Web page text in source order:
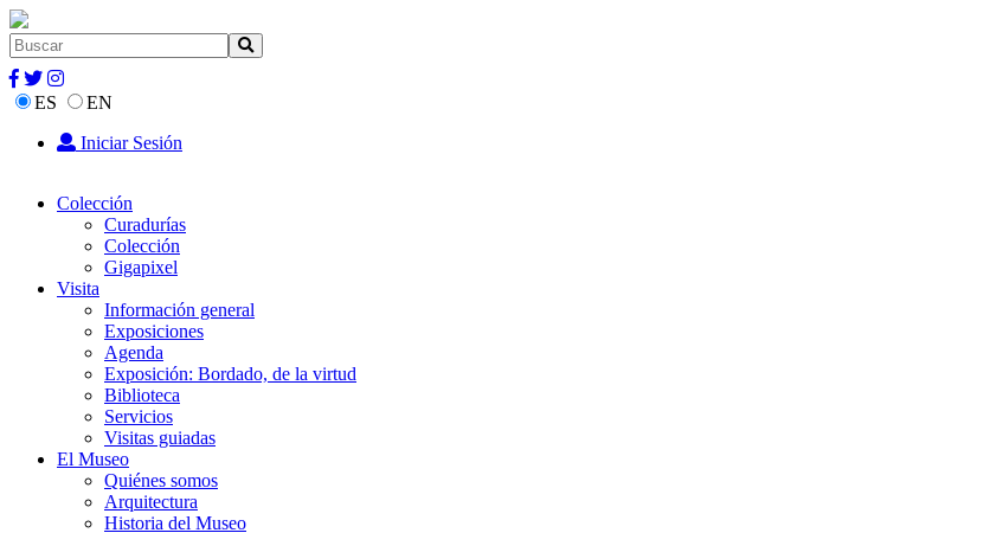
ES
EN
Iniciar Sesión
Colección
Curadurías
Colección
Gigapixel
Visita
Información general
Exposiciones
Agenda
Exposición: Bordado, de la virtud
Biblioteca
Servicios
Visitas guiadas
El Museo
Quiénes somos
Arquitectura
Historia del Museo